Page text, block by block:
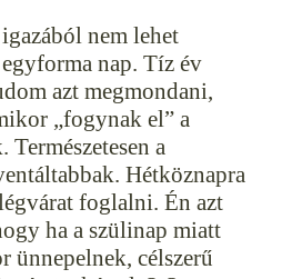
nem lehet
nap. Tíz év
azt megmondani,
„fogynak el” a
a
Hétköznapra
foglalni. Én azt
ha a szülinap miatt
célszerű